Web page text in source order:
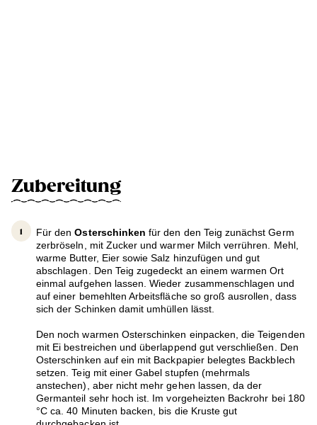
Zubereitung
Für denOsterschinken für den den Teig zunächst Germ
zerbröseln, mit Zucker und warmer Milch verrühren. Mehl,
warme Butter, Eier sowie Salz hinzufügen und gut
abschlagen. Den Teig zugedeckt an einem warmen Ort
einmal aufgehen lassen. Wieder zusammenschlagen und
auf einer bemehlten Arbeitsfläche so groß ausrollen, dass
sich der Schinken damit umhüllen lässt.
Den noch warmen Osterschinken einpacken, die Teigenden
mit Ei bestreichen und überlappend gut verschließen. Den
Osterschinken auf ein mit Backpapier belegtes Backblech
setzen. Teig mit einer Gabel stupfen (mehrmals
anstechen), aber nicht mehr gehen lassen, da der
Germanteil sehr hoch ist. Im vorgeheizten Backrohr bei 180
°C ca. 40 Minuten backen, bis die Kruste gut